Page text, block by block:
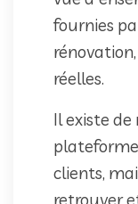
fournies
réelles.
Il existe
clients,
retrouver